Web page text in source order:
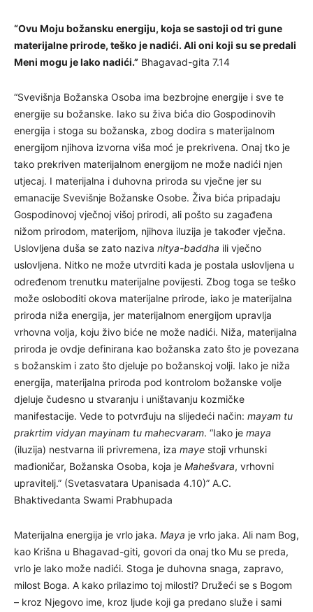
“Ovu Moju božansku energiju, koja se sastoji od tri gune
materijalne prirode, teško je nadići. Ali oni koji su se predali
Meni mogu je lako nadići.” Bhagavad-gita 7.14
“Svevišnja Božanska Osoba ima bezbrojne energije i sve te
energije su božanske. Iako su živa bića dio Gospodinovih
energija i stoga su božanska, zbog dodira s materijalnom
energijom njihova izvorna viša moć je prekrivena. Onaj tko je
tako prekriven materijalnom energijom ne može nadići njen
utjecaj. I materijalna i duhovna priroda su vječne jer su
emanacije Svevišnje Božanske Osobe. Živa bića pripadaju
Gospodinovoj vječnoj višoj prirodi, ali pošto su zagađena
nižom prirodom, materijom, njihova iluzija je također vječna.
Uslovljena duša se zato naziva nitya-baddha ili vječno
uslovljena. Nitko ne može utvrditi kada je postala uslovljena u
određenom trenutku materijalne povijesti. Zbog toga se teško
može osloboditi okova materijalne prirode, iako je materijalna
priroda niža energija, jer materijalnom energijom upravlja
vrhovna volja, koju živo biće ne može nadići. Niža, materijalna
priroda je ovdje definirana kao božanska zato što je povezana
s božanskim i zato što djeluje po božanskoj volji. Iako je niža
energija, materijalna priroda pod kontrolom božanske volje
djeluje čudesno u stvaranju i uništavanju kozmičke
manifestacije. Vede to potvrđuju na slijedeći način: mayam tu
prakrtim vidyan mayinam tu mahecvaram. “Iako je maya
(iluzija) nestvarna ili privremena, iza maye stoji vrhunski
mađioničar, Božanska Osoba, koja je Mahešvara, vrhovni
upravitelj.” (Svetasvatara Upanisada 4.10)” A.C.
Bhaktivedanta Swami Prabhupada
Materijalna energija je vrlo jaka. Maya je vrlo jaka. Ali nam Bog,
kao Krišna u Bhagavad-giti, govori da onaj tko Mu se preda,
vrlo je lako može nadići. Stoga je duhovna snaga, zapravo,
milost Boga. A kako prilazimo toj milosti? Družeći se s Bogom
– kroz Njegovo ime, kroz ljude koji ga predano služe i sami